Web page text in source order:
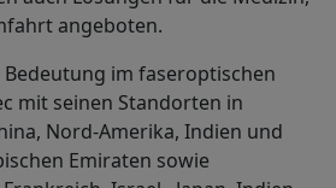
angeboten.
im faseroptischen
mit seinen Standorten in
Nord-Amerika, Indien und
Emiraten sowie